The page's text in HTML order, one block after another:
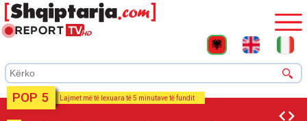
POP 5 Lajmet më të lexuara të 5 minutave të fundit